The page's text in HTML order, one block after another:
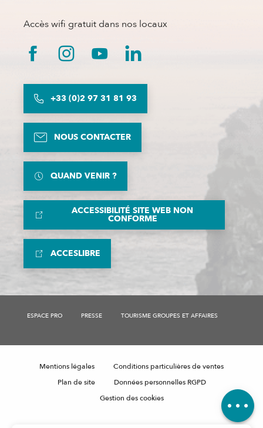
Prestations
Accès wifi gratuit dans nos locaux
+33 (0)2 97 31 81 93
NOUS CONTACTER
QUAND VENIR ?
ACCESSIBILITÉ SITE WEB NON
CONFORME
ACCESLIBRE
ESPACE PRO PRESSE TOURISME GROUPES ET AFFAIRES
Mentions légales
Conditions particulières de ventes
Plan de site
Données personnelles RGPD
Gestion des cookies